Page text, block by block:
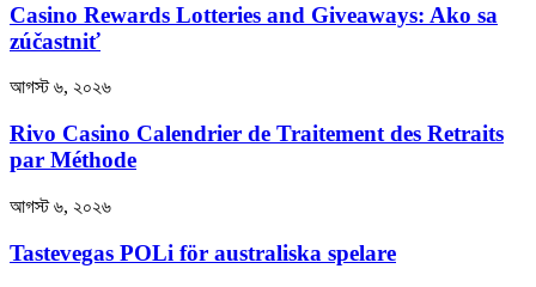
Casino Rewards Lotteries and Giveaways: Ako sa
zúčastniť
আগস্ট ৬, ২০২৬
Rivo Casino Calendrier de Traitement des Retraits
par Méthode
আগস্ট ৬, ২০২৬
Tastevegas POLi för australiska spelare